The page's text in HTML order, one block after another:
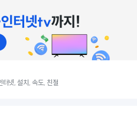
넷, 설치, 속도, 친절